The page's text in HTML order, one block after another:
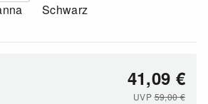
Schwarz
41,09 €
UVP59,00€